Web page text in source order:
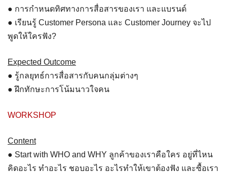
● การกำหนดทิศทางการสื่อสารของเรา และแบรนด์
● เรียนรู้ Customer Persona และ Customer Journey จะไป
พูดให้ใครฟัง?
Expected Outcome
● รู้กลยุทธ์การสื่อสารกับคนกลุ่มต่างๆ
● ฝึกทักษะการโน้มนาวใจคน
WORKSHOP
Content
● Start with WHO and WHY ลูกค้าของเราคือใคร อยู่ที่ไหน
คิดอะไร ทำอะไร ชอบอะไร อะไรทำให้เขาต้องฟัง และซื้อเรา